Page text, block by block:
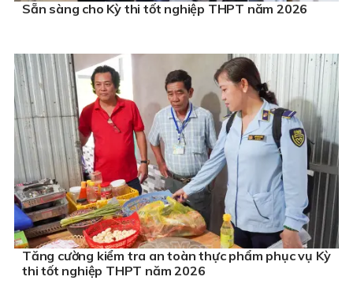
Sẵn sàng cho Kỳ thi tốt nghiệp THPT năm 2026
Tăng cường kiểm tra an toàn thực phẩm phục vụ Kỳ
thi tốt nghiệp THPT năm 2026